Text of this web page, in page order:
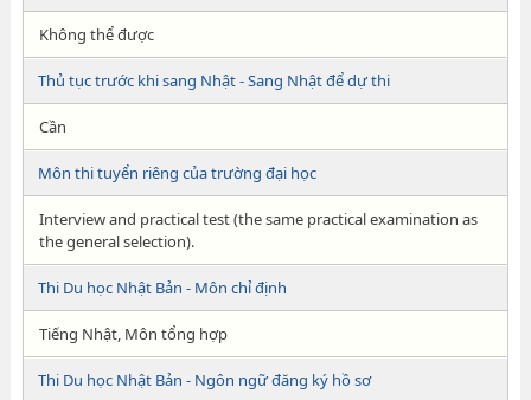
Không thể được
Thủ tục trước khi sang Nhật - Sang Nhật để dự thi
Cần
Môn thi tuyển riêng của trường đại học
Interview and practical test (the same practical examination as
the general selection).
Thi Du học Nhật Bản - Môn chỉ định
Tiếng Nhật, Môn tổng hợp
Thi Du học Nhật Bản - Ngôn ngữ đăng ký hồ sơ